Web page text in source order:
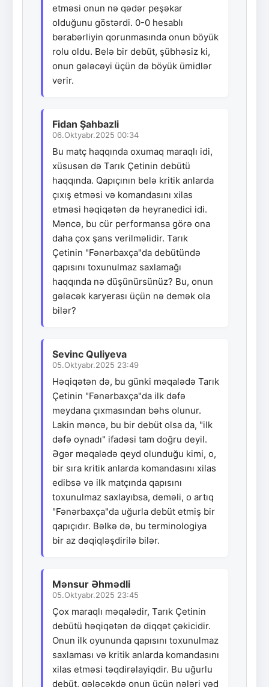
etməsi onun nə qədər peşəkar
olduğunu göstərdi. 0-0 hesablı
bərabərliyin qorunmasında onun böyük
rolu oldu. Belə bir debüt, şübhəsiz ki,
onun gələcəyi üçün də böyük ümidlər
verir.
Fidan Şahbazli
06.Oktyabr.2025 00:34
Bu matç haqqında oxumaq maraqlı idi,
xüsusən də Tarık Çetinin debütü
haqqında. Qapıçının belə kritik anlarda
çıxış etməsi və komandasını xilas
etməsi həqiqətən də heyranedici idi.
Məncə, bu cür performansa görə ona
daha çox şans verilməlidir. Tarık
Çetinin "Fənərbaxça"da debütündə
qapısını toxunulmaz saxlamağı
haqqında nə düşünürsünüz? Bu, onun
gələcək karyerası üçün nə demək ola
bilər?
Sevinc Quliyeva
05.Oktyabr.2025 23:49
Həqiqətən də, bu günki məqalədə Tarık
Çetinin "Fənərbaxça"da ilk dəfə
meydana çıxmasından bəhs olunur.
Lakin məncə, bu bir debüt olsa da, "ilk
dəfə oynadı" ifadəsi tam doğru deyil.
Əgər məqalədə qeyd olunduğu kimi, o,
bir sıra kritik anlarda komandasını xilas
edibsə və ilk matçında qapısını
toxunulmaz saxlayıbsa, deməli, o artıq
"Fənərbaxça"da uğurla debüt etmiş bir
qapıçıdır. Bəlkə də, bu terminologiya
bir az dəqiqləşdirilə bilər.
Mənsur Əhmədli
05.Oktyabr.2025 23:45
Çox maraqlı məqalədir, Tarık Çetinin
debütü həqiqətən də diqqət çəkicidir.
Onun ilk oyununda qapısını toxunulmaz
saxlaması və kritik anlarda komandasını
xilas etməsi təqdirəlayiqdir. Bu uğurlu
debüt, gələcəkdə onun üçün nələri vəd